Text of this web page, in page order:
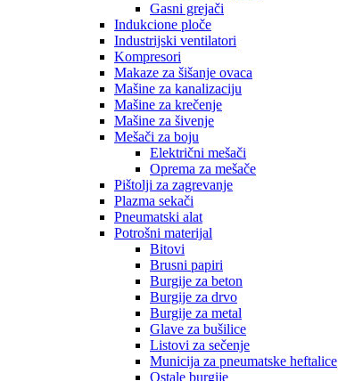
Gasni grejači
Indukcione ploče
Industrijski ventilatori
Kompresori
Makaze za šišanje ovaca
Mašine za kanalizaciju
Mašine za krečenje
Mašine za šivenje
Mešači za boju
Električni mešači
Oprema za mešače
Pištolji za zagrevanje
Plazma sekači
Pneumatski alat
Potrošni materijal
Bitovi
Brusni papiri
Burgije za beton
Burgije za drvo
Burgije za metal
Glave za bušilice
Listovi za sečenje
Municija za pneumatske heftalice
Ostale burgije